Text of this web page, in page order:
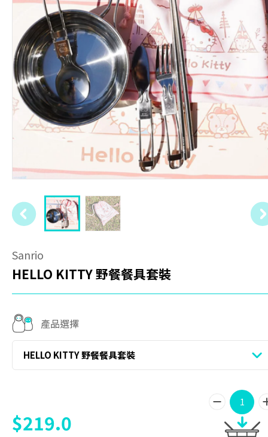
Sanrio
HELLO KITTY 野餐餐具套裝
產品選擇
HELLO KITTY 野餐餐具套裝
$219.0